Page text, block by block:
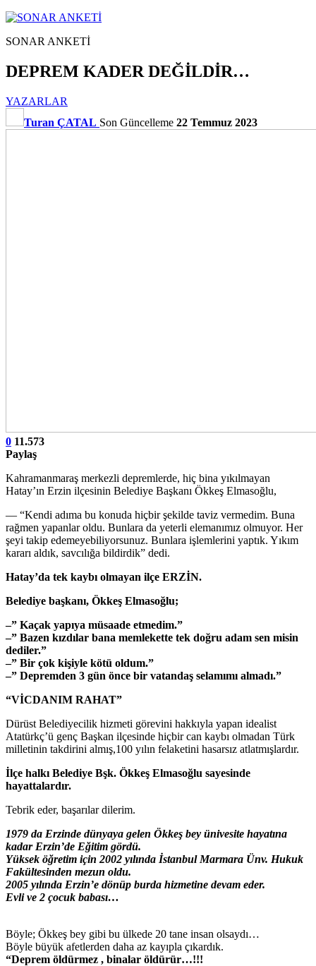
SONAR ANKETİ
DEPREM KADER DEĞİLDİR…
YAZARLAR
Turan ÇATAL Son Güncelleme 22 Temmuz 2023
0 11.573
Paylaş
Kahramanmaraş merkezli depremlerde, hiç bina yıkılmayan
Hatay’ın Erzin ilçesinin Belediye Başkanı Ökkeş Elmasoğlu,
— “Kendi adıma bu konuda hiçbir şekilde taviz vermedim. Buna
rağmen yapanlar oldu. Bunlara da yeterli elemanımız olmuyor. Her
şeyi takip edemeyebiliyorsunuz. Bunlara işlemlerini yaptık. Yıkım
kararı aldık, savcılığa bildirdik” dedi.
Hatay’da tek kaybı olmayan ilçe ERZİN.
Belediye başkanı, Ökkeş Elmasoğlu;
–” Kaçak yapıya müsaade etmedim.”
–” Bazen kızdılar bana memlekette tek doğru adam sen misin
dediler.”
–” Bir çok kişiyle kötü oldum.”
–” Depremden 3 gün önce bir vatandaş selamımı almadı.”
“VİCDANIM RAHAT”
Dürüst Belediyecilik hizmeti görevini hakkıyla yapan idealist
Atatürkç’ü genç Başkan ilçesinde hiçbir can kaybı olmadan Türk
milletinin takdirini almış,100 yılın felaketini hasarsız atlatmışlardır.
İlçe halkı Belediye Bşk. Ökkeş Elmasoğlu sayesinde
hayattalardır.
Tebrik eder, başarılar dilerim.
1979 da Erzinde dünyaya gelen Ökkeş bey ünivesite hayatına
kadar Erzin’de Eğitim gördü.
Yüksek öğretim için 2002 yılında İstanbul Marmara Ünv. Hukuk
Fakültesinden mezun oldu.
2005 yılında Erzin’e dönüp burda hizmetine devam eder.
Evli ve 2 çocuk babası…
Böyle; Ökkeş bey gibi bu ülkede 20 tane insan olsaydı…
Böyle büyük afetlerden daha az kayıpla çıkardık.
“Deprem öldürmez , binalar öldürür…!!!